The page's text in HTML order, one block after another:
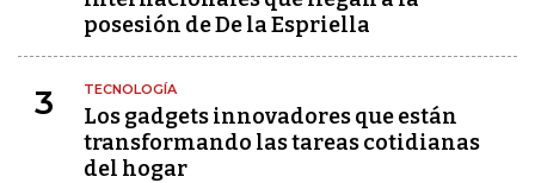
posesión de De la Espriella
3 TECNOLOGÍA
Los gadgets innovadores que están
transformando las tareas cotidianas
del hogar